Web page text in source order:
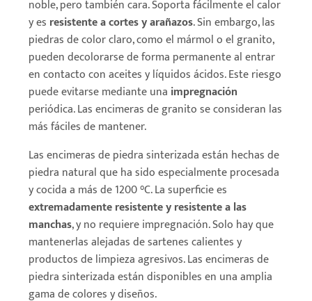
noble, pero también cara. Soporta fácilmente el calor
y es resistente a cortes y arañazos. Sin embargo, las
piedras de color claro, como el mármol o el granito,
pueden decolorarse de forma permanente al entrar
en contacto con aceites y líquidos ácidos. Este riesgo
puede evitarse mediante una impregnación
periódica. Las encimeras de granito se consideran las
más fáciles de mantener.
Las encimeras de piedra sinterizada están hechas de
piedra natural que ha sido especialmente procesada
y cocida a más de 1200 °C. La superficie es
extremadamente resistente y resistente a las
manchas, y no requiere impregnación. Solo hay que
mantenerlas alejadas de sartenes calientes y
productos de limpieza agresivos. Las encimeras de
piedra sinterizada están disponibles en una amplia
gama de colores y diseños.